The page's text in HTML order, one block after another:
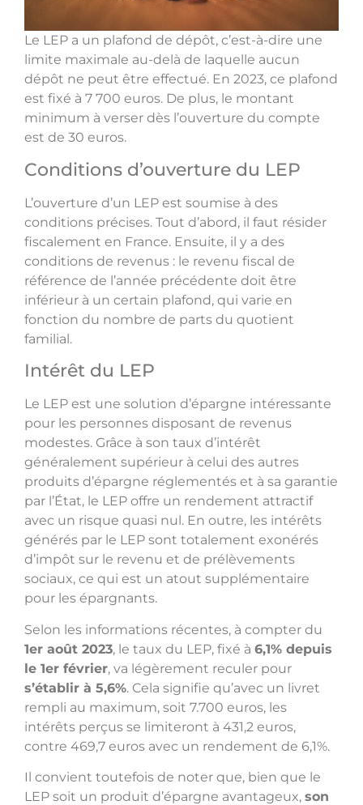
Le LEP a un plafond de dépôt, c’est-à-dire une
limite maximale au-delà de laquelle aucun
dépôt ne peut être effectué. En 2023, ce plafond
est fixé à 7 700 euros. De plus, le montant
minimum à verser dès l’ouverture du compte
est de 30 euros.
Conditions d’ouverture du LEP
L’ouverture d’un LEP est soumise à des
conditions précises. Tout d’abord, il faut résider
fiscalement en France. Ensuite, il y a des
conditions de revenus : le revenu fiscal de
référence de l’année précédente doit être
inférieur à un certain plafond, qui varie en
fonction du nombre de parts du quotient
familial.
Intérêt du LEP
Le LEP est une solution d’épargne intéressante
pour les personnes disposant de revenus
modestes. Grâce à son taux d’intérêt
généralement supérieur à celui des autres
produits d’épargne réglementés et à sa garantie
par l’État, le LEP offre un rendement attractif
avec un risque quasi nul. En outre, les intérêts
générés par le LEP sont totalement exonérés
d’impôt sur le revenu et de prélèvements
sociaux, ce qui est un atout supplémentaire
pour les épargnants.
Selon les informations récentes, à compter du
1er août 2023, le taux du LEP, fixé à 6,1% depuis
le 1er février, va légèrement reculer pour
s’établir à 5,6%. Cela signifie qu’avec un livret
rempli au maximum, soit 7.700 euros, les
intérêts perçus se limiteront à 431,2 euros,
contre 469,7 euros avec un rendement de 6,1%.
Il convient toutefois de noter que, bien que le
LEP soit un produit d’épargne avantageux, son